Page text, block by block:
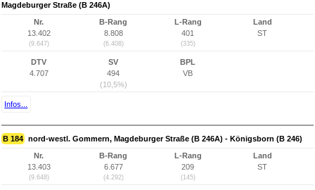
Magdeburger Straße (B 246A)
Nr.
13.402
(9.647)
B-Rang
8.808
(6.408)
L-Rang
401
(335)
Land
ST
DTV
4.707
SV
494
(10,5%)
BPL
VB
Infos...
B 184 nord-westl. Gommern, Magdeburger Straße (B 246A) - Königsborn (B 246)
Nr.
13.403
(9.648)
B-Rang
6.677
(4.292)
L-Rang
209
(145)
Land
ST